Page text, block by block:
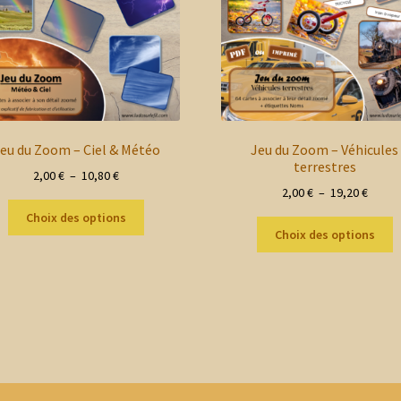
du Zoom – Ciel & Météo
2,00€ – 10,80€Plage
prix :
2,00 €
Choix des options
choisies
Jeu du Zoom – Véhicules
terrestres
2,00€ – 19,20€Plage
prix :
2,00 €
Choix des options